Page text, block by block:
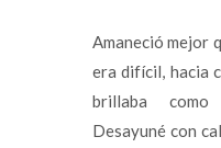
Amaneció mejor
era difícil, hacia
brillaba
Desayuné con